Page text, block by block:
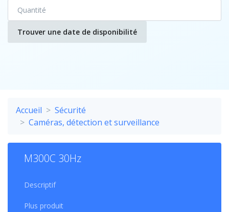
Trouver une date de disponibilité
Accueil
Sécurité
Caméras, détection et surveillance
M300C 30Hz
Descriptif
Plus produit